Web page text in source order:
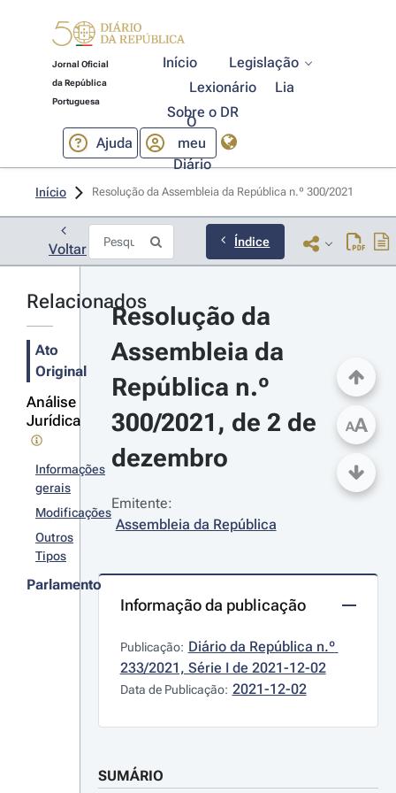
Jornal Oficial
da República
Portuguesa
Início
Legislação
Lexionário
Lia
Sobre o DR
Ajuda
O
meu
Diário
Início Resolução da Assembleia da República n.º 300/2021
Voltar Índice
Relacionados
Ato
Original
Análise
Jurídica
Informações
gerais
Modificações
Outros
Tipos
Parlamento
Resolução da
Assembleia da
República n.º
300/2021, de 2 de
dezembro
Emitente:
Assembleia da República
Informação da publicação
Publicação: Diário da República n.º
233/2021, Série I de 2021-12-02
Data de Publicação: 2021-12-02
SUMÁRIO
AA